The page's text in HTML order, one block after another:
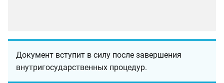
Документ вступит в силу после завершения
внутригосударственных процедур.